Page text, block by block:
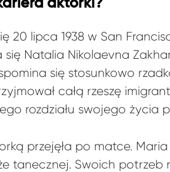
aktorki?
20 lipca 1938 w San
Natalia Nikolaevna
się stosunkowo
całą rzeszę
rozdziału swojego życia
przejęła po matce.
tanecznej. Swoich potrzeb